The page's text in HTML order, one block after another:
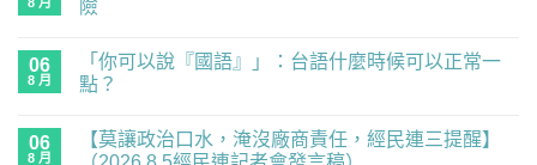
民
要
習
世
代
險
抓
人
仁」，
言
06
8 月
「你可以說『國語』」：台語什麼時候可以正常一
點？
06
8 月
【莫讓政治口水，淹沒廠商責任，經民連三提醒】